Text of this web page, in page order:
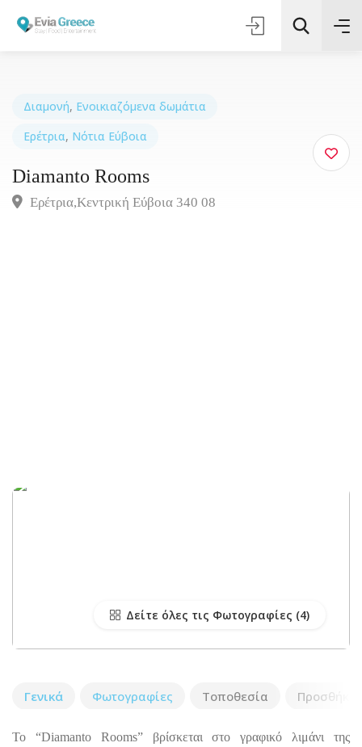
Τοποθεσία
Διαμονή, Ενοικιαζόμενα δωμάτια
Ερέτρια, Νότια Εύβοια
Diamanto Rooms
Ερέτρια,Κεντρική Εύβοια 340 08
Δείτε όλες τις Φωτογραφίες
Γενικά Φωτογραφίες Τοποθεσία Προσθήκη
Το “Diamanto Rooms” βρίσκεται στο γραφικό λιμάνι της